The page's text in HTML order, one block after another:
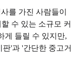
를 가진 사람들이
수 있는 소규모 커
게 들릴 수 있지만,
'과 '간단한 중고거